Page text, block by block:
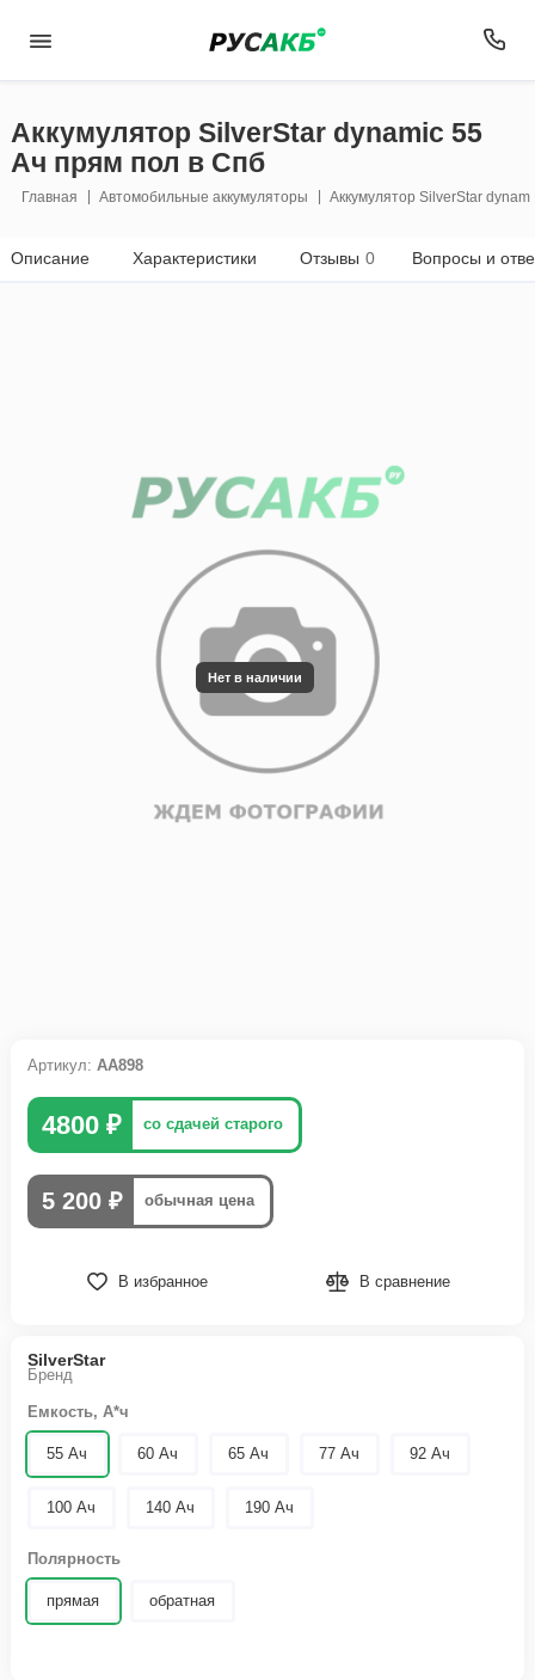
Аккумулятор SilverStar dynamic 55
Ач прям пол в Спб
Главная Автомобильные аккумуляторы Аккумулятор SilverStar
Описание Характеристики Отзывы 0 Вопросы и
Нет в наличии
SilverStar
Бренд
Емкость, А*ч
55 Ач 60 Ач 65 Ач 77 Ач 92 Ач
100 Ач 140 Ач 190 Ач
Полярность
прямая обратная
Артикул: АА898
4800 ₽ со сдачей старого
5 200 ₽ обычная цена
В избранное В сравнение